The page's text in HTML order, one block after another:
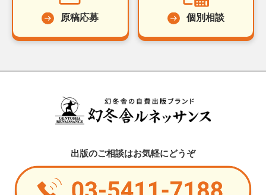
原稿応募 個別相談
出版のご相談はお気軽にどうぞ